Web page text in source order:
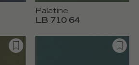
Palatine
LB 710 64